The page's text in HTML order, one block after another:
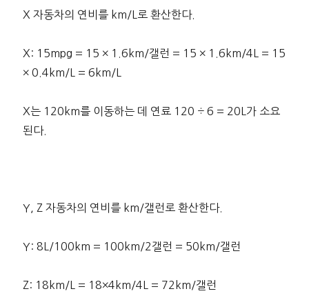
X 자동차의 연비를 km/L로 환산한다.
X: 15mpg = 15 × 1.6km/갤런 = 15 × 1.6km/4L = 15
× 0.4km/L = 6km/L
X는 120km를 이동하는 데 연료 120 ÷ 6 = 20L가 소요
된다.
Y, Z 자동차의 연비를 km/갤런로 환산한다.
Y: 8L/100km = 100km/2갤런 = 50km/갤런
Z: 18km/L = 18×4km/4L = 72km/갤런